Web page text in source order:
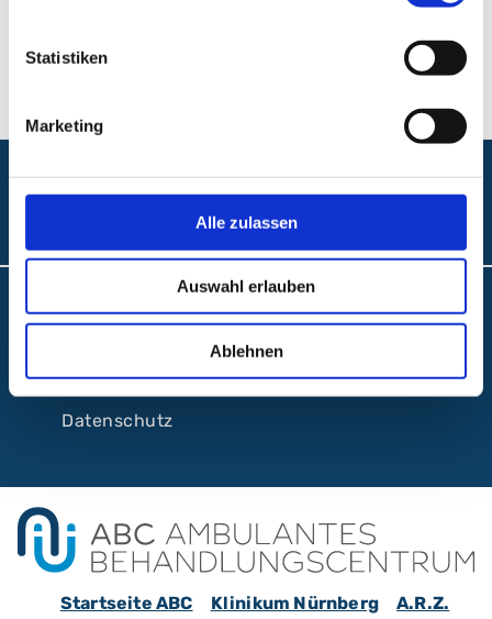
Statistiken
Marketing
Alle zulassen
Auswahl erlauben
Ablehnen
E-Mail: info@herz-lunge-fuerth.de
Barrierefreiheit
Interne Meldestelle
Impressum
Datenschutz
Startseite ABC Klinikum Nürnberg A.R.Z.